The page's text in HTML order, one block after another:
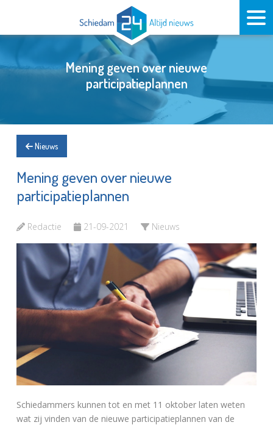
Mening geven over nieuwe
participatieplannen
Nieuws
Mening geven over nieuwe
participatieplannen
Redactie 21-09-2021 Nieuws
Schiedammers kunnen tot en met 11 oktober laten weten
wat zij vinden van de nieuwe participatieplannen van de